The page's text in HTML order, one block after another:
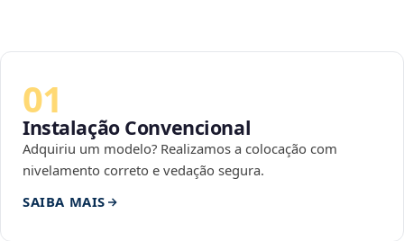
01
Instalação Convencional
Adquiriu um modelo? Realizamos a colocação com
nivelamento correto e vedação segura.
SAIBA MAIS